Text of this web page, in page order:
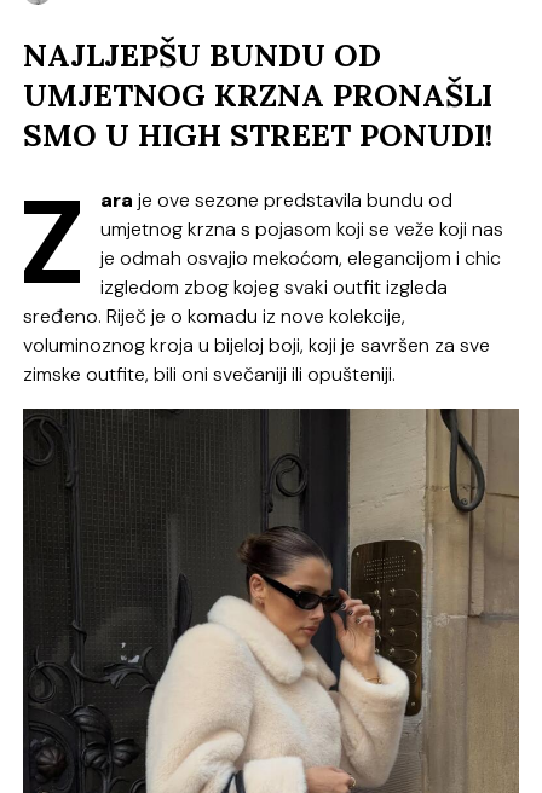
NAJLJEPŠU BUNDU OD
UMJETNOG KRZNA PRONAŠLI
SMO U HIGH STREET PONUDI!
Z ara je ove sezone predstavila bundu od
umjetnog krzna s pojasom koji se veže koji nas
je odmah osvajio mekoćom, elegancijom i chic
izgledom zbog kojeg svaki outfit izgleda
sređeno. Riječ je o komadu iz nove kolekcije,
voluminoznog kroja u bijeloj boji, koji je savršen za sve
zimske outfite, bili oni svečaniji ili opušteniji.